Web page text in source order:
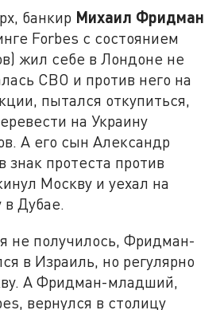
банкир Михаил Фридман
Forbes с состоянием
жил себе в Лондоне не
СВО и против него на
пытался откупиться,
на Украину
А его сын Александр
знак протеста против
Москву и уехал на
в Дубае.
не получилось, Фридман-
в Израиль, но регулярно
А Фридман-младший,
вернулся в столицу